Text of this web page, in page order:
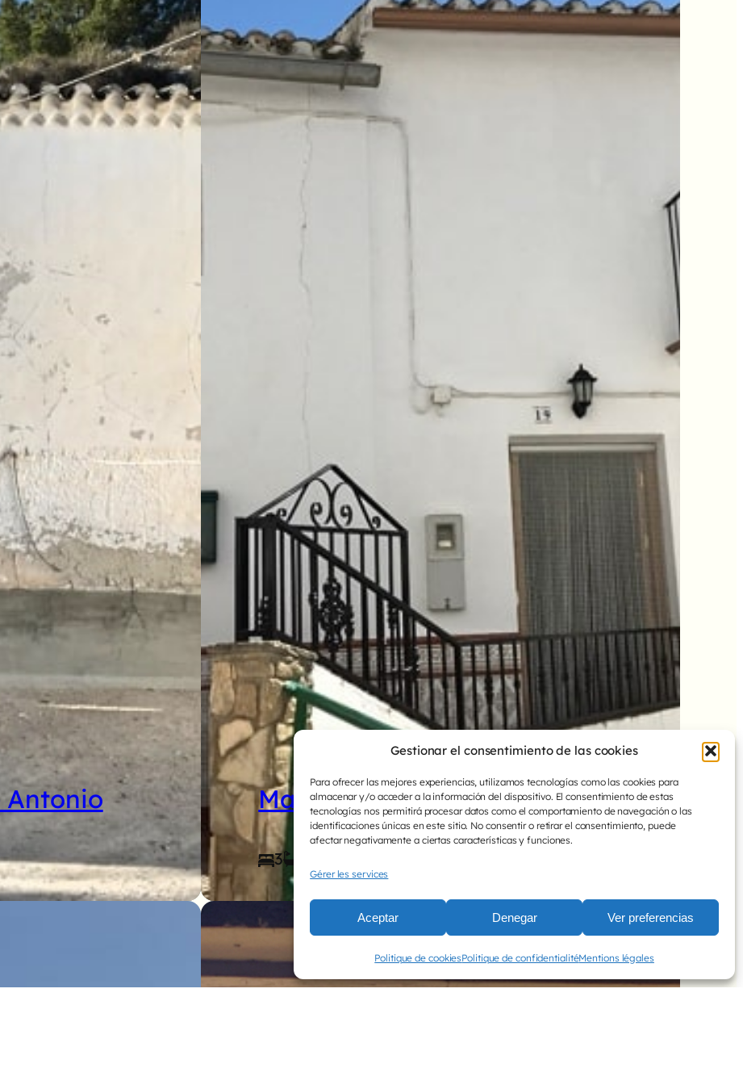
Gestionar el consentimiento de las cookies
Para ofrecer las mejores experiencias, utilizamos tecnologías como las cookies para
almacenar y/o acceder a la información del dispositivo. El consentimiento de estas
tecnologías nos permitirá procesar datos como el comportamiento de navegación o las
identificaciones únicas en este sitio. No consentir o retirar el consentimiento, puede
afectar negativamente a ciertas características y funciones.
Gérer les services
Aceptar Denegar Ver preferencias
Politique de cookiesPolitique de confidentialitéMentions légales
Maison de village Salvador
3